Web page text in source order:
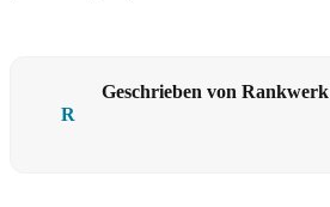
R
Geschrieben von Rankwerk